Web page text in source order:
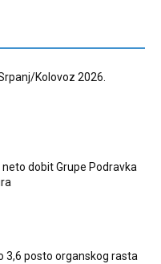
Kolovoz 2026.
dobit Grupe Podravka
3,6 posto organskog rasta